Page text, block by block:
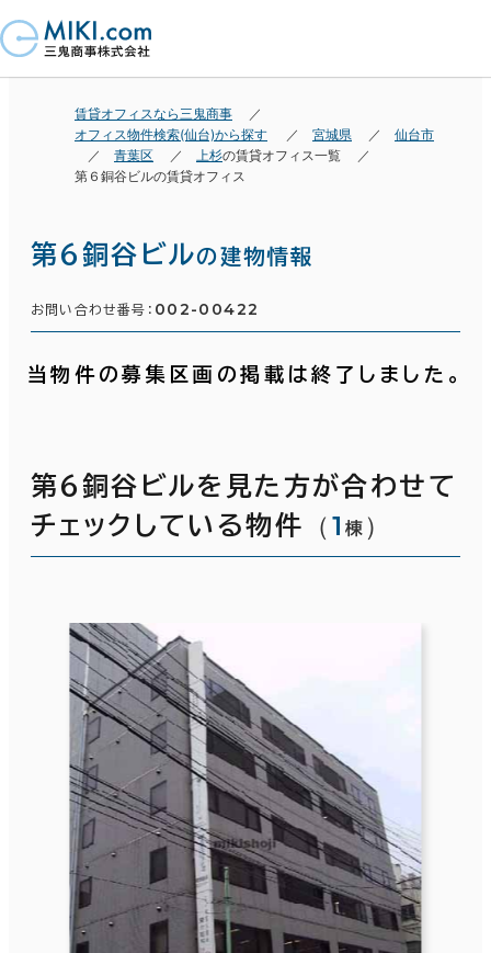
賃貸オフィスなら三鬼商事
オフィス物件検索(仙台)から探す
宮城県
仙台市
青葉区
上杉の賃貸オフィス一覧
第６銅谷ビルの賃貸オフィス
第６銅谷ビルの建物情報
お問い合わせ番号： 002-00422
当物件の募集区画の掲載は終了しました。
第６銅谷ビルを見た方が合わせて
チェックしている物件
（1 棟 ）